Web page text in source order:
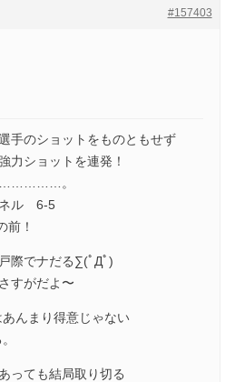
#157403
手のショットをものともせず
力ショットを連発！
……………。
ネル 6-5
前！
際でナだる∑(ﾟДﾟ)
すがだよ〜
んまり得意じゃない
っても結局取り切る